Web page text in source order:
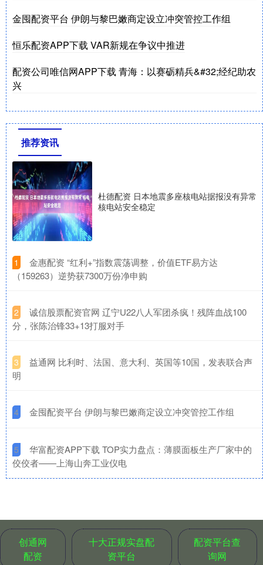
金囤配资平台 伊朗与黎巴嫩商定设立冲突管控工作组
恒乐配资APP下载 VAR新规在争议中推进
配资公司唯信网APP下载 青海：以赛砺精兵&#32;经纪助农
兴
推荐资讯
杜德配资 日本地震多座核电站据报没有异常
核电站安全稳定
1
​金惠配资 “红利+”指数震荡调整，价值ETF易方达
（159263）逆势获7300万份净申购
2
​诚信股票配资官网 辽宁U22八人军团杀疯！残阵血战100
分，张陈治锋33+13打服对手
3
​益通网 比利时、法国、意大利、英国等10国，发表联合声
明
4 ​金囤配资平台 伊朗与黎巴嫩商定设立冲突管控工作组
5
​华富配资APP下载 TOP实力盘点：薄膜面板生产厂家中的
佼佼者——上海山奔工业仪电
创通网
配资
十大正规实盘配
资平台
配资平台查
询网